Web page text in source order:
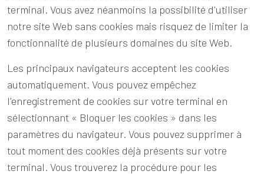
terminal. Vous avez néanmoins la possibilité d'utiliser
notre site Web sans cookies mais risquez de limiter la
fonctionnalité de plusieurs domaines du site Web.
Les principaux navigateurs acceptent les cookies
automatiquement. Vous pouvez empêchez
l'enregistrement de cookies sur votre terminal en
sélectionnant « Bloquer les cookies » dans les
paramètres du navigateur. Vous pouvez supprimer à
tout moment des cookies déjà présents sur votre
terminal. Vous trouverez la procédure pour les